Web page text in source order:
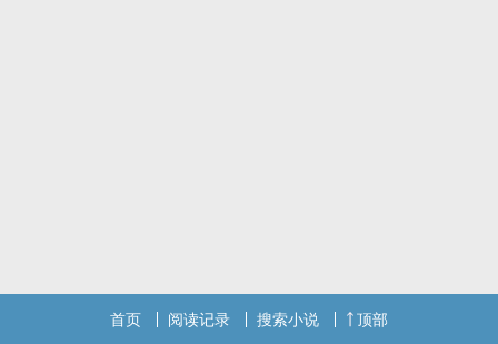
首页 阅读记录 搜索小说 顶部